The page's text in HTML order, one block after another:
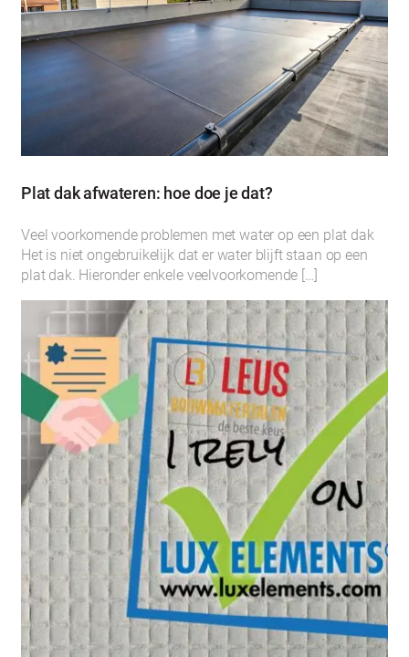
Plat dak afwateren: hoe doe je dat?
Veel voorkomende problemen met water op een plat dak
Het is niet ongebruikelijk dat er water blijft staan op een
plat dak. Hieronder enkele veelvoorkomende […]